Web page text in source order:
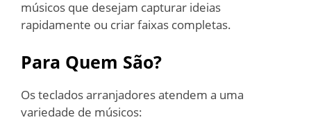
músicos que desejam capturar ideias
rapidamente ou criar faixas completas.
Para Quem São?
Os teclados arranjadores atendem a uma
variedade de músicos: